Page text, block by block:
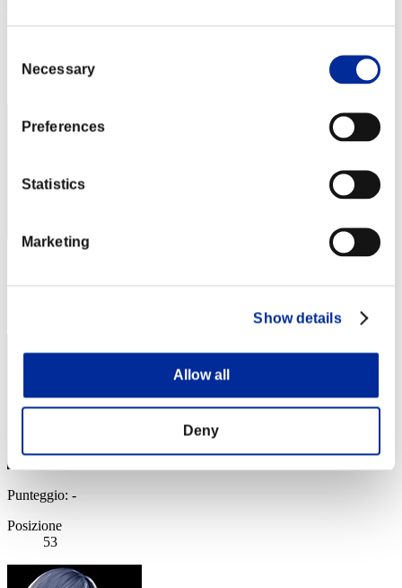
Selection
Necessary
Preferences
Statistics
Marketing
Show details
Allow all
Deny
Posizione
Punteggio: -
Posizione
53